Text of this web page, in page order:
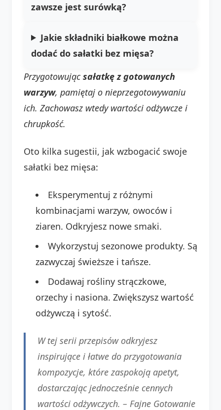
zawsze jest surówką?
Jakie składniki białkowe można
dodać do sałatki bez mięsa?
Przygotowującsałatkę z gotowanych
warzyw, pamiętaj o nieprzegotowywaniu
ich. Zachowasz wtedy wartości odżywcze i
chrupkość.
Oto kilka sugestii, jak wzbogacić swoje
sałatki bez mięsa:
Eksperymentuj z różnymi
kombinacjami warzyw, owoców i
ziaren. Odkryjesz nowe smaki.
Wykorzystuj sezonowe produkty. Są
zazwyczaj świeższe i tańsze.
Dodawaj rośliny strączkowe,
orzechy i nasiona. Zwiększysz wartość
odżywczą i sytość.
W tej serii przepisów odkryjesz
inspirujące i łatwe do przygotowania
kompozycje, które zaspokoją apetyt,
dostarczając jednocześnie cennych
wartości odżywczych. – Fajne Gotowanie